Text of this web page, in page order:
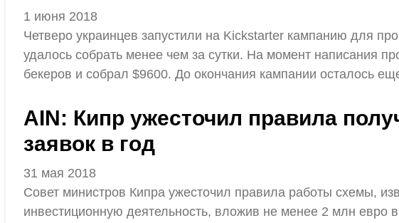
1 июня 2018
Четверо украинцев запустили на Kickstarter кампанию для
удалось собрать менее чем за сутки. На момент написания
бекеров и собрал $9600. До окончания кампании осталось
AIN: Кипр ужесточил правила
заявок в год
31 мая 2018
Совет министров Кипра ужесточил правила работы схемы,
инвестиционную деятельность, вложив не менее 2 млн евро